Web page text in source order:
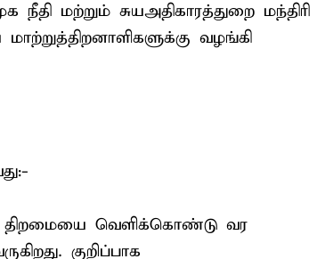
மற்றும் சுயஅதிகாரத்துறை மந்திரி
வழங்கி
திறமையை வெளிக்கொண்டு வர
குறிப்பாக